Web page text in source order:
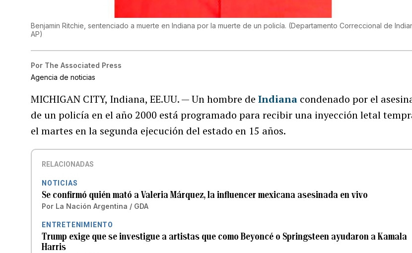
Benjamin Ritchie, sentenciado a muerte en Indiana por la muerte de un policía. (Departamento Correccional de
AP)
Por The Associated Press
Agencia de noticias
MICHIGAN CITY, Indiana, EE.UU. — Un hombre deIndiana condenado por el
de un policía en el año 2000 está programado para recibir una inyección letal
el martes en la segunda ejecución del estado en 15 años.
RELACIONADAS
NOTICIAS
Se confirmó quién mató a Valeria Márquez, la influencer mexicana asesinada en vivo
Por La Nación Argentina / GDA
ENTRETENIMIENTO
Trump exige que se investigue a artistas que como Beyoncé o Springsteen ayudaron a Kamala
Harris